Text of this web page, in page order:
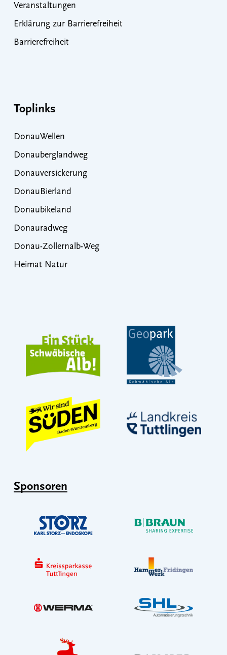
Veranstaltungen
Erklärung zur Barrierefreiheit
Barrierefreiheit
Toplinks
DonauWellen
Donauberglandweg
Donauversickerung
DonauBierland
Donaubikeland
Donauradweg
Donau-Zollernalb-Weg
Heimat Natur
Sponsoren